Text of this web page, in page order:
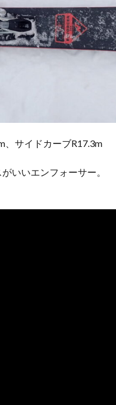
、サイドカーブR17.3m
いいエンフォーサー。